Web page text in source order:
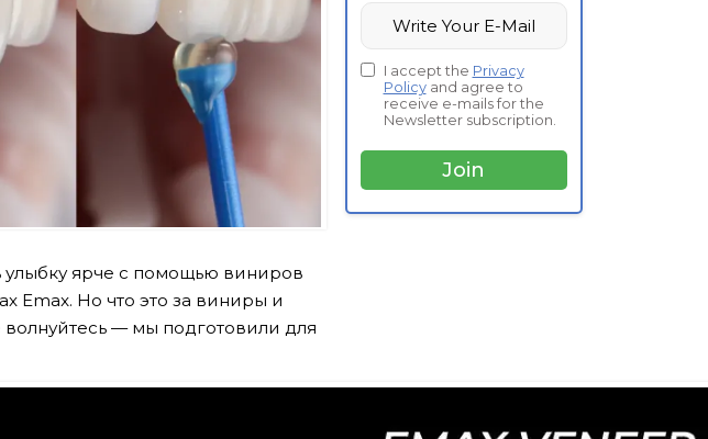
улыбку ярче с помощью виниров
Emax. Но что это за виниры и
волнуйтесь — мы подготовили для
I accept the Privacy
Policyand agree to
receive e-mails for the
Newsletter subscription.